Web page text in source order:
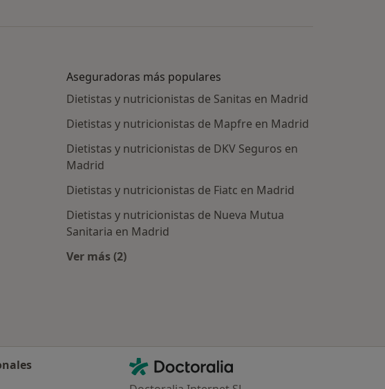
más tratadas
Aseguradoras más populares
Dietistas y nutricionistas de Sanitas en Madrid
Dietistas y nutricionistas de Mapfre en Madrid
Dietistas y nutricionistas de DKV Seguros en
Madrid
Dietistas y nutricionistas de Fiatc en Madrid
Dietistas y nutricionistas de Nueva Mutua
Sanitaria en Madrid
Ver más (2)
Contacto
Doctoralia - Página de inicio